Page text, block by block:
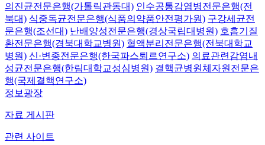
의진균전문은행(가톨릭관동대) 인수공통감염병전문은행(전
북대) 식중독균전문은행(식품의약품안전평가원) 구강세균전
문은행(조선대) 난배양성전문은행(경상국립대병원) 호흡기질
환전문은행(경북대학교병원) 혈액분리전문은행(전북대학교
병원) 신·변종전문은행(한국파스퇴르연구소) 의료관련감염내
성균전문은행(한림대학교성심병원) 결핵균병원체자원전문은
행(국제결핵연구소)
정보광장
자료 게시판
관련 사이트